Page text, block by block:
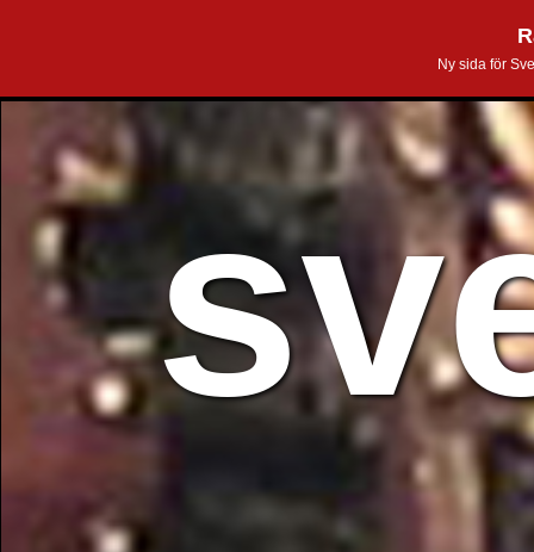
Ny sida för